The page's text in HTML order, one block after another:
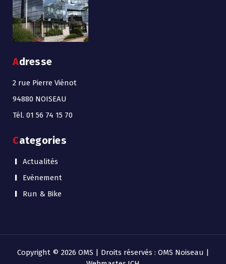
Adresse
2 rue Pierre Viénot
94880 NOISEAU
Tél. 01 56 74 15 70
Categories
Actualités
Evènement
Run & Bike
Copyright © 2026 OMS | Droits réservés : OMS Noiseau |